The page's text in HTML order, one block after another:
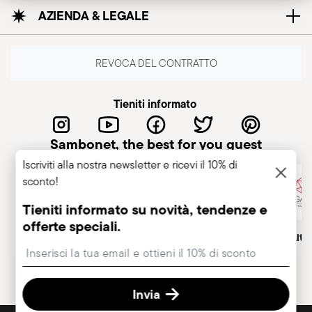
AZIENDA & LEGALE
REVOCA DEL CONTRATTO
Tieniti informato
Sambonet, the best for you guest
Azienda italiana Socio
Iscriviti alla nostra newsletter e ricevi il 10% di
sconto!
Tieniti informato su novità, tendenze e
offerte speciali.
Invia